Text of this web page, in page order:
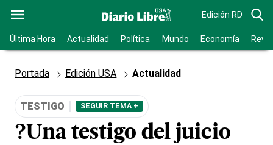
Edición RD
Última Hora Actualidad Política Mundo Economía
Portada Edición USA Actualidad
TESTIGO SEGUIR TEMA +
?Una testigo del juicio